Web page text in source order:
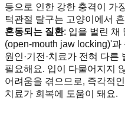
등으로 인한 강한 충격이 가
턱관절 탈구는 고양이에서
혼동되는 질환: 입을 벌린 채
(open-mouth jaw locking)'
원인·기전·치료가 전혀 다른
필요해요. 입이 다물어지지
어려움을 겪으므로, 즉각적
치료가 회복에 도움이 돼요.